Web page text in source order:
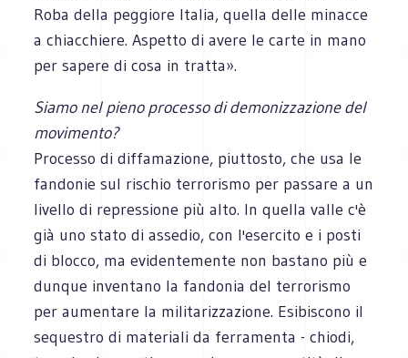
Roba della peggiore Italia, quella delle minacce
a chiacchiere. Aspetto di avere le carte in mano
per sapere di cosa in tratta».
Siamo nel pieno processo di demonizzazione del
movimento?
Processo di diffamazione, piuttosto, che usa le
fandonie sul rischio terrorismo per passare a un
livello di repressione più alto. In quella valle c'è
già uno stato di assedio, con l'esercito e i posti
di blocco, ma evidentemente non bastano più e
dunque inventano la fandonia del terrorismo
per aumentare la militarizzazione. Esibiscono il
sequestro di materiali da ferramenta - chiodi,